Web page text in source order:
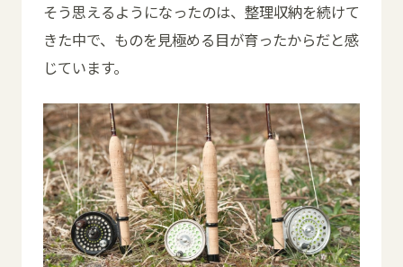
そう思えるようになったのは、整理収納を続けて
きた中で、ものを見極める目が育ったからだと感
じています。